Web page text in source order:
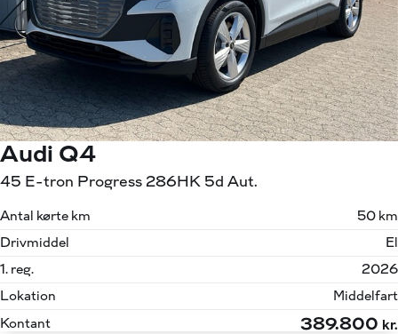
Audi Q4
45 E-tron Progress 286HK 5d Aut.
Antal kørte km
50 km
Drivmiddel
El
1. reg.
2026
Lokation
Middelfart
Kontant
389.800 kr.